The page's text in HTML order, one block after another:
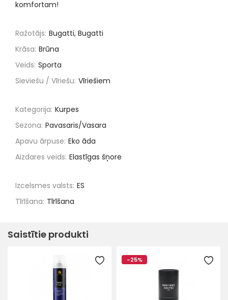
komfortam!
Ražotājs: Bugatti, Bugatti
Krāsa: Brūna
Veids: Sporta
Sieviešu / Vīriešu: Vīriešiem
Kategorija: Kurpes
Sezona: Pavasaris/Vasara
Apavu ārpuse: Eko āda
Aizdares veids: Elastīgas šņore
Izcelsmes valsts: ES
Tīrīšana: Tīrīšana
Saistītie produkti
-25%